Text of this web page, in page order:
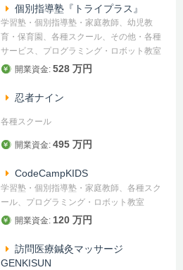
個別指導塾『トライプラス』
学習塾・個別指導塾・家庭教師、幼児教
育・保育園、各種スクール、その他・各種
サービス、プログラミング・ロボット教室
開業資金: 528 万円
忍者ナイン
各種スクール
開業資金: 495 万円
CodeCampKIDS
学習塾・個別指導塾・家庭教師、各種スク
ール、プログラミング・ロボット教室
開業資金: 120 万円
訪問医療鍼灸マッサージ
GENKISUN